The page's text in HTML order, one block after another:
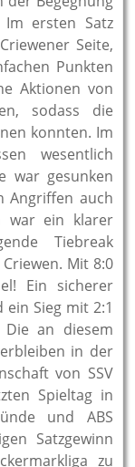
Im ersten Satz
Seite,
Punkten
Aktionen von
sodass die
konnten. Im
wesentlich
war gesunken
Angriffen auch
war ein klarer
Tiebreak
Mit 8:0
Ein sicherer
Sieg mit 2:1
Die an diesem
in der
von SSV
Spieltag in
und ABS
Satzgewinn
zu